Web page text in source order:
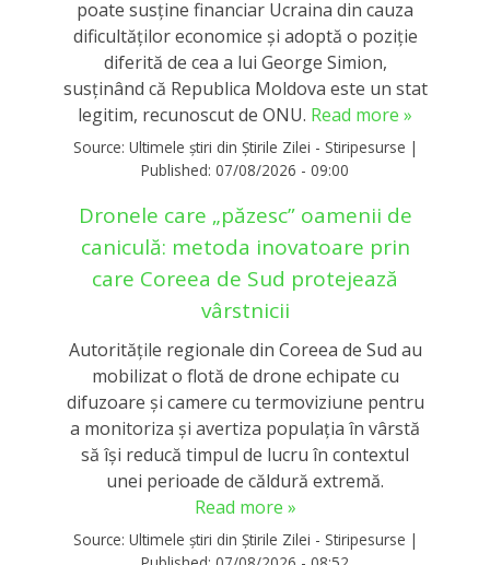
poate susține financiar Ucraina din cauza
dificultăților economice și adoptă o poziție
diferită de cea a lui George Simion,
susținând că Republica Moldova este un stat
legitim, recunoscut de ONU. Read more »
Source: Ultimele știri din Știrile Zilei - Stiripesurse |
Published: 07/08/2026 - 09:00
Dronele care „păzesc” oamenii de
caniculă: metoda inovatoare prin
care Coreea de Sud protejează
vârstnicii
Autoritățile regionale din Coreea de Sud au
mobilizat o flotă de drone echipate cu
difuzoare și camere cu termoviziune pentru
a monitoriza și avertiza populația în vârstă
să își reducă timpul de lucru în contextul
unei perioade de căldură extremă.
Read more »
Source: Ultimele știri din Știrile Zilei - Stiripesurse |